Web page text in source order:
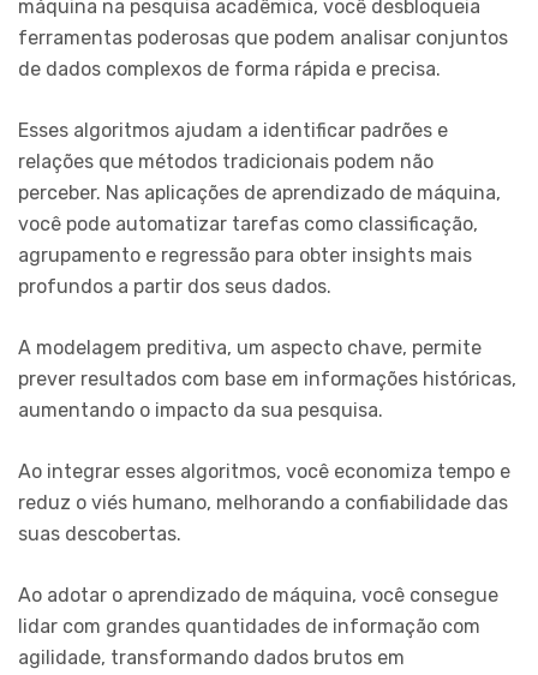
máquina na pesquisa acadêmica, você desbloqueia
ferramentas poderosas que podem analisar conjuntos
de dados complexos de forma rápida e precisa.
Esses algoritmos ajudam a identificar padrões e
relações que métodos tradicionais podem não
perceber. Nas aplicações de aprendizado de máquina,
você pode automatizar tarefas como classificação,
agrupamento e regressão para obter insights mais
profundos a partir dos seus dados.
A modelagem preditiva, um aspecto chave, permite
prever resultados com base em informações históricas,
aumentando o impacto da sua pesquisa.
Ao integrar esses algoritmos, você economiza tempo e
reduz o viés humano, melhorando a confiabilidade das
suas descobertas.
Ao adotar o aprendizado de máquina, você consegue
lidar com grandes quantidades de informação com
agilidade, transformando dados brutos em